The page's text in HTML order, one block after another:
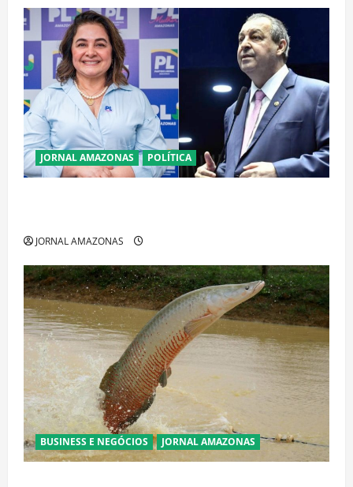
JORNAL AMAZONAS POLÍTICA
JORNAL AMAZONAS
BUSINESS E NEGÓCIOS JORNAL AMAZONAS